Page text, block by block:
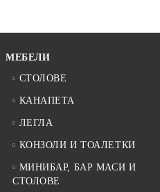
МЕБЕЛИ
СТОЛОВЕ
КАНАПЕТА
ЛЕГЛА
КОНЗОЛИ И ТОАЛЕТКИ
МИНИБАР, БАР МАСИ И
СТОЛОВЕ